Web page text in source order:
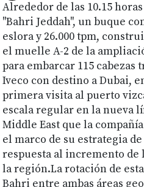
Alrededor de las 10.15
"Bahri Jeddah", un buque
eslora y 26.000 tpm,
el muelle A-2 de la
para embarcar 115 cabezas
Iveco con destino a Dubai,
primera visita al puerto
escala regular en la nueva
Middle East que la
el marco de su estrategia
respuesta al incremento de
la región.La rotación de
Bahri entre ambas áreas